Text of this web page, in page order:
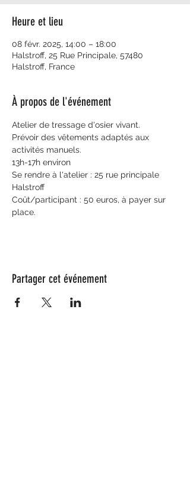
Heure et lieu
08 févr. 2025, 14:00 – 18:00
Halstroff, 25 Rue Principale, 57480
Halstroff, France
À propos de l'événement
Atelier de tressage d'osier vivant.
Prévoir des vêtements adaptés aux
activités manuels.
13h-17h environ
Se rendre à l'atelier : 25 rue principale
Halstroff
Coût/participant : 50 euros, à payer sur
place.
Partager cet événement